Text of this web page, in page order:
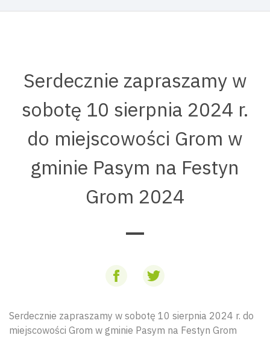
Serdecznie zapraszamy w
sobotę 10 sierpnia 2024 r.
do miejscowości Grom w
gminie Pasym na Festyn
Grom 2024
Serdecznie zapraszamy w sobotę 10 sierpnia 2024 r. do
miejscowości Grom w gminie Pasym na Festyn Grom